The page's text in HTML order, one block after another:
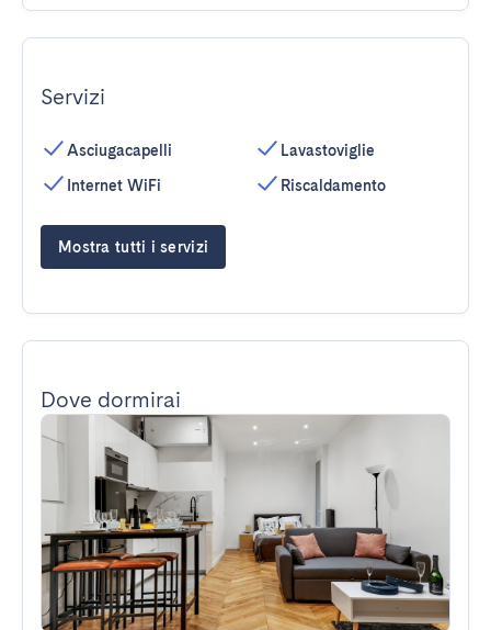
Servizi
Asciugacapelli
Internet WiFi
Lavastoviglie
Riscaldamento
Mostra tutti i servizi
Dove dormirai